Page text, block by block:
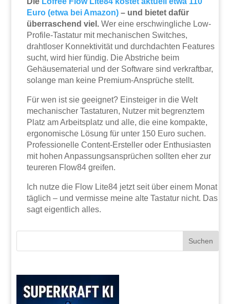
Euro (etwa bei Amazon) – und bietet dafür
überraschend viel. Wer eine erschwingliche Low-
Profile-Tastatur mit mechanischen Switches,
drahtloser Konnektivität und durchdachten Features
sucht, wird hier fündig. Die Abstriche beim
Gehäusematerial und der Software sind verkraftbar,
solange man keine Premium-Ansprüche stellt.
Für wen ist sie geeignet? Einsteiger in die Welt
mechanischer Tastaturen, Nutzer mit begrenztem
Platz am Arbeitsplatz und alle, die eine kompakte,
ergonomische Lösung für unter 150 Euro suchen.
Professionelle Content-Ersteller oder Enthusiasten
mit hohen Anpassungsansprüchen sollten eher zur
teureren Flow84 greifen.
Ich nutze die Flow Lite84 jetzt seit über einem Monat
täglich – und vermisse meine alte Tastatur nicht. Das
sagt eigentlich alles.